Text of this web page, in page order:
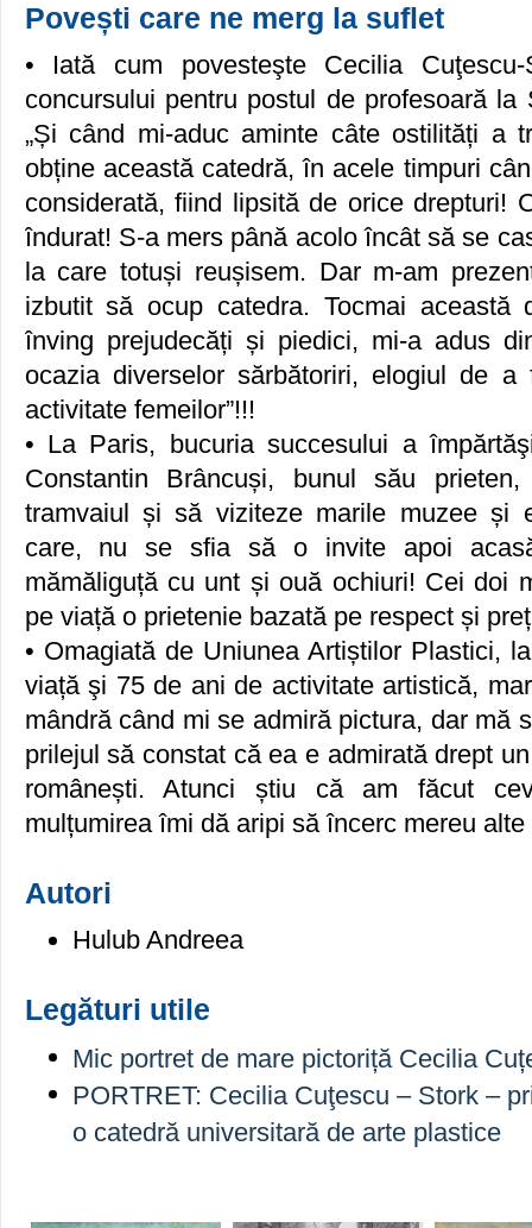
Povești care ne merg la suflet
• Iată cum povesteşte Cecilia Cuţescu-
concursului pentru postul de profesoară la
„Și când mi-aduc aminte câte ostilități a
obține această catedră, în acele timpuri
considerată, fiind lipsită de orice drepturi!
îndurat! S-a mers până acolo încât să se
la care totuși reușisem. Dar m-am
izbutit să ocup catedra. Tocmai această
înving prejudecăți și piedici, mi-a adus
ocazia diverselor sărbătoriri, elogiul de
activitate femeilor”!!!
• La Paris, bucuria succesului a
Constantin Brâncuși, bunul său
tramvaiul și să viziteze marile muzee și
care, nu se sfia să o invite apoi
mămăliguță cu unt și ouă ochiuri! Cei doi
pe viață o prietenie bazată pe respect și
• Omagiată de Uniunea Artiștilor Plastici,
viață şi 75 de ani de activitate artistică,
mândră când mi se admiră pictura, dar mă
prilejul să constat că ea e admirată drept
românești. Atunci știu că am făcut
mulțumirea îmi dă aripi să încerc mereu alte
Autori
Hulub Andreea
Legături utile
Mic portret de mare pictoriță Cecilia
PORTRET: Cecilia Cuţescu – Stork –
o catedră universitară de arte plastice